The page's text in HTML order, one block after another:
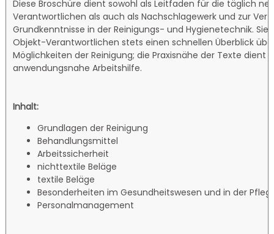
Diese Broschüre dient sowohl als Leitfaden für die täglich
Verantwortlichen als auch als Nachschlagewerk und zur
Grundkenntnisse in der Reinigungs- und Hygienetechnik.
Objekt-Verantwortlichen stets einen schnellen Überblick
Möglichkeiten der Reinigung; die Praxisnähe der Texte dient
anwendungsnahe Arbeitshilfe.
Inhalt:
Grundlagen der Reinigung
Behandlungsmittel
Arbeitssicherheit
nichttextile Beläge
textile Beläge
Besonderheiten im Gesundheitswesen und in der
Personalmanagement